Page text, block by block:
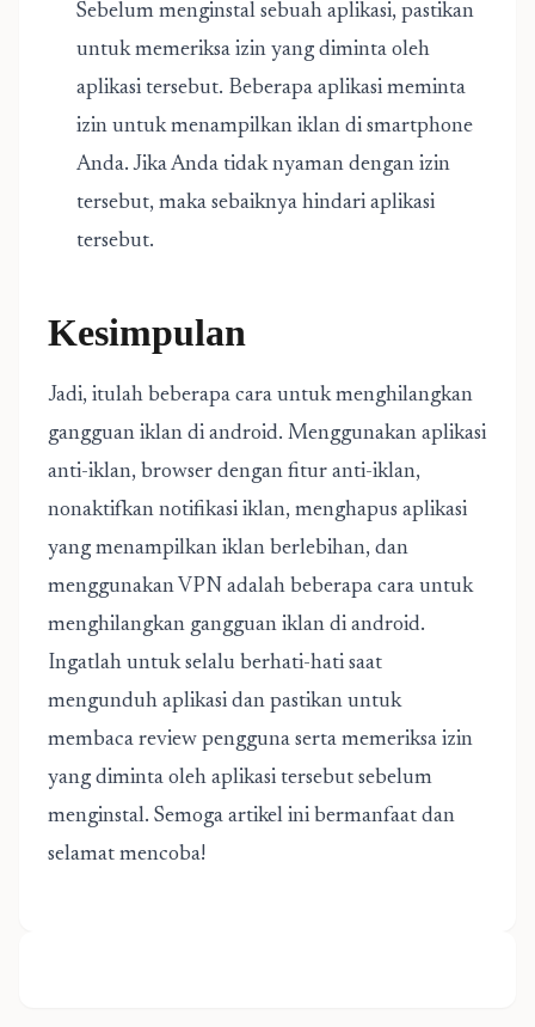
Sebelum menginstal sebuah aplikasi, pastikan
untuk memeriksa izin yang diminta oleh
aplikasi tersebut. Beberapa aplikasi meminta
izin untuk menampilkan iklan di smartphone
Anda. Jika Anda tidak nyaman dengan izin
tersebut, maka sebaiknya hindari aplikasi
tersebut.
Kesimpulan
Jadi, itulah beberapa cara untuk menghilangkan
gangguan iklan di android. Menggunakan aplikasi
anti-iklan, browser dengan fitur anti-iklan,
nonaktifkan notifikasi iklan, menghapus aplikasi
yang menampilkan iklan berlebihan, dan
menggunakan VPN adalah beberapa cara untuk
menghilangkan gangguan iklan di android.
Ingatlah untuk selalu berhati-hati saat
mengunduh aplikasi dan pastikan untuk
membaca review pengguna serta memeriksa izin
yang diminta oleh aplikasi tersebut sebelum
menginstal. Semoga artikel ini bermanfaat dan
selamat mencoba!